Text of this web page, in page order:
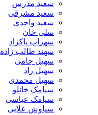
سعید مدرس
سعید مشرقی
سعید واحدی
سلی خان
سهراب پاکزاد
سهند طالب زاده
سهیل جامی
سهیل راد
سهیل محمدی
سیامک خانلو
سیامک عباسی
سیاوش علایی